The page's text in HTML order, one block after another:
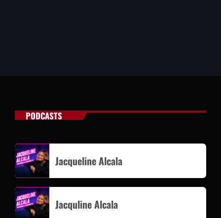
PODCASTS
Jacqueline Alcala
Jacquline Alcala